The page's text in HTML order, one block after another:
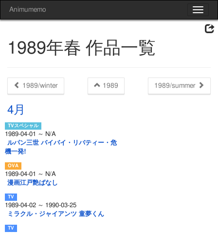
Toggle
Animumemo
1989年春 作品一覧
1989/winter 1989 1989/summer
4月
1989-04-01 ～ N/A
ルパン三世 バイバイ・リバティー・危
機一発!
1989-04-01 ～ N/A
漫画江戸艶ばなし
1989-04-02 ～ 1990-03-25
ミラクル・ジャイアンツ 童夢くん